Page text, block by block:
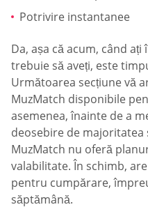
Potrivire instantanee
Da, așa că acum, când
trebuie să aveți, este
Următoarea secțiune vă
MuzMatch disponibile
asemenea, înainte de a
deosebire de
MuzMatch nu oferă
valabilitate. În schimb,
pentru cumpărare,
săptămână.